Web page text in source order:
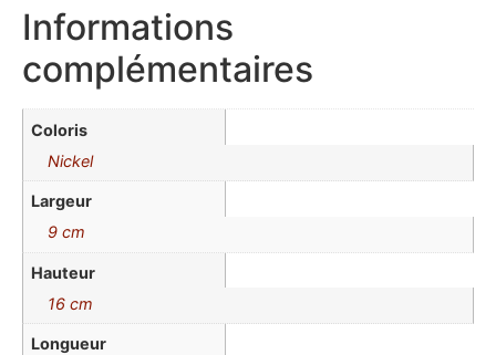
Informations
complémentaires
Coloris
Nickel
Largeur
9 cm
Hauteur
16 cm
Longueur